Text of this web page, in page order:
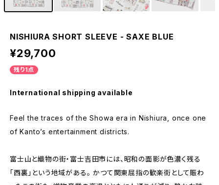
NISHIURA SHORT SLEEVE - SAXE BLUE
¥29,700
残り1点
International shipping available
Feel the traces of the Showa era in Nishiura, once one
of Kanto’s entertainment districts.
富士山と織物の街・富士吉田市には、昭和の面影が色濃く残る
「西裏」という地域がある。 かつて関東屈指の歓楽街として賑わ